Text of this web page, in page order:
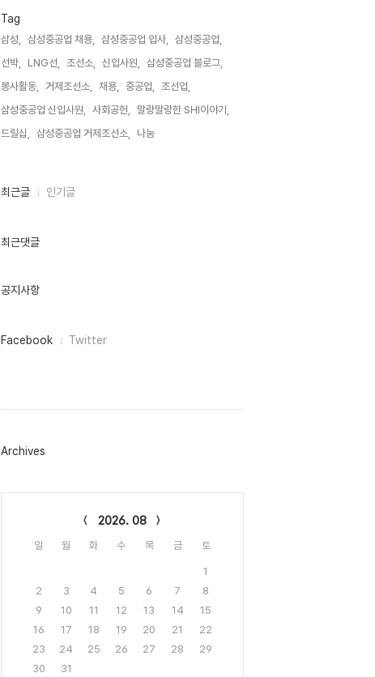
Tag
삼성, 삼성중공업 채용, 삼성중공업 입사,
삼성중공업,
선박,
LNG선, 조선소, 신입사원,
삼성중공업 블로그,
봉사활동,
거제조선소, 채용, 중공업,
조선업,
삼성중공업 신입사원,
사회공헌,
말랑말랑한 SHI이야기,
드릴십,
삼성중공업 거제조선소, 나눔,
최
인
최근글 인기글
최근댓글
공지사항
페
그
Facebook Twitter
Archives
2026. 08
일 월 화 수 목 금 토
1
2
3 4 5 6 7
8
9
10 11 12 13 14
15
16
17 18 19 20 21
22
23
24 25 26 27 28
29
30
31